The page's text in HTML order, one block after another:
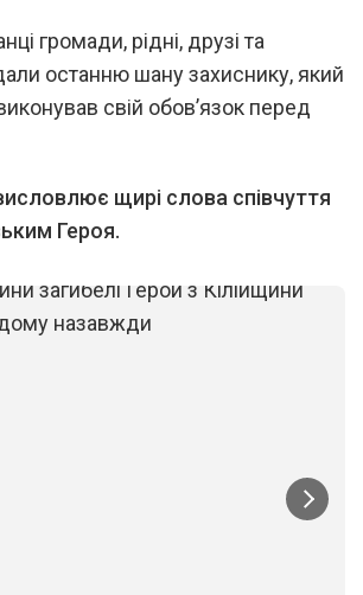
громади, рідні, друзі та
останню шану захиснику, який
свій обов’язок перед
щирі слова співчуття
Героя.